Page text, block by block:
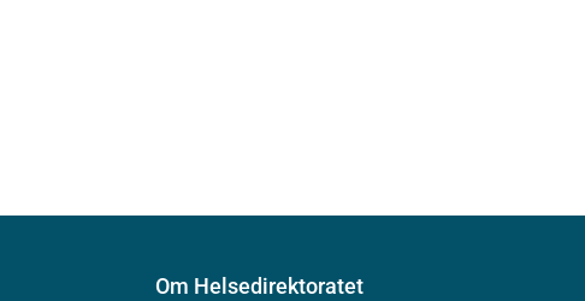
Om Helsedirektoratet